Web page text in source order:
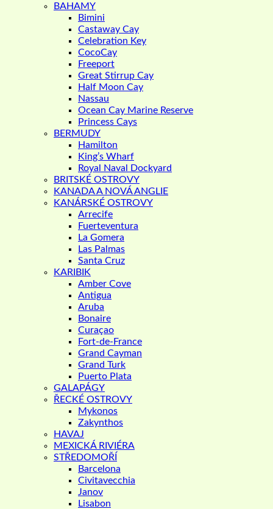
BAHAMY
Bimini
Castaway Cay
Celebration Key
CocoCay
Freeport
Great Stirrup Cay
Half Moon Cay
Nassau
Ocean Cay Marine Reserve
Princess Cays
BERMUDY
Hamilton
King’s Wharf
Royal Naval Dockyard
BRITSKÉ OSTROVY
KANADA A NOVÁ ANGLIE
KANÁRSKÉ OSTROVY
Arrecife
Fuerteventura
La Gomera
Las Palmas
Santa Cruz
KARIBIK
Amber Cove
Antigua
Aruba
Bonaire
Curaçao
Fort-de-France
Grand Cayman
Grand Turk
Puerto Plata
GALAPÁGY
ŘECKÉ OSTROVY
Mykonos
Zakynthos
HAVAJ
MEXICKÁ RIVIÉRA
STŘEDOMOŘÍ
Barcelona
Civitavecchia
Janov
Lisabon